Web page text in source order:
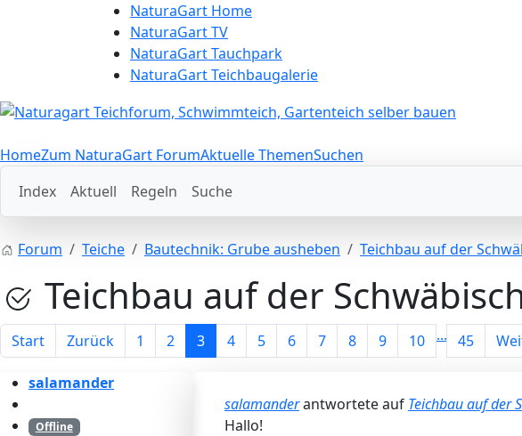
NaturaGart Home
NaturaGart TV
NaturaGart Tauchpark
NaturaGart Teichbaugalerie
HomeZum NaturaGart ForumAktuelle ThemenSuchen
Index
Aktuell Regeln Suche
Forum Teiche Bautechnik: Grube ausheben Teichbau auf der
Teichbau auf der
Start Zurück 1 2 3 4 5 6 7 8 9 10 ... 45
salamander
Offline
salamanderantwortete auf Teichbau auf der
Hallo!